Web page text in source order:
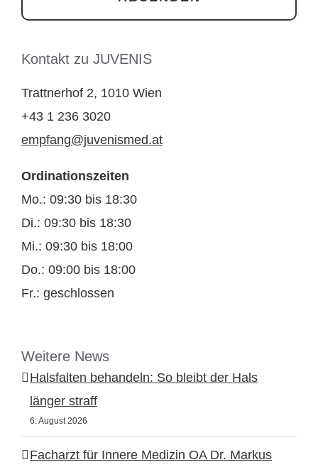
Kontakt zu JUVENIS
Trattnerhof 2, 1010 Wien
+43 1 236 3020
empfang@juvenismed.at
Ordinationszeiten
Mo.: 09:30 bis 18:30
Di.: 09:30 bis 18:30
Mi.: 09:30 bis 18:00
Do.: 09:00 bis 18:00
Fr.: geschlossen
Weitere News
Halsfalten behandeln: So bleibt der Hals
länger straff
6. August 2026
Facharzt für Innere Medizin OA Dr. Markus